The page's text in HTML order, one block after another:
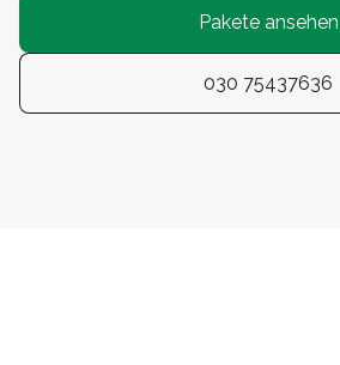
Pakete ansehen
030 75437636